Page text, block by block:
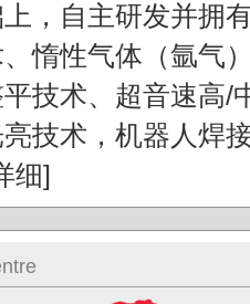
，自主研发并拥
惰性气体（氩气
技术、超音速高/
技术，机器人焊
细]